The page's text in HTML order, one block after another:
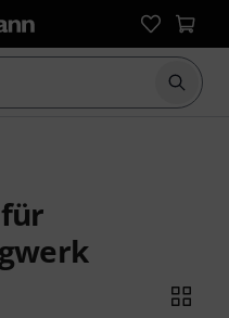
Suche